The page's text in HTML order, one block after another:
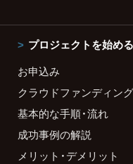
プロジェクトを始める
お申込み
クラウドファンディン
基本的な手順・流れ
成功事例の解説
メリット・デメリット